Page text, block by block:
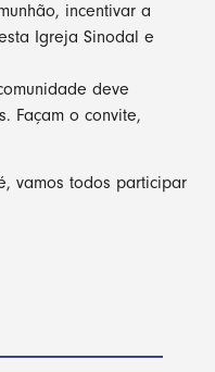
incentivar a
Igreja Sinodal e
deve
Façam o convite,
vamos todos participar